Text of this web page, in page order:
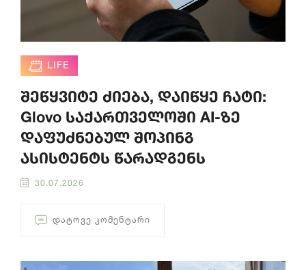
LIFE
შეწყვიტე ძიება, დაიწყე ჩატი:
Glovo საქართველოში AI-ზე
დაფუძნებულ შოპინგ
ასისტენტს წარადგენს
30.07.2026
ᲓᲐᲢᲝᲕᲔ ᲙᲝᲛᲔᲜᲢᲐᲠᲘ